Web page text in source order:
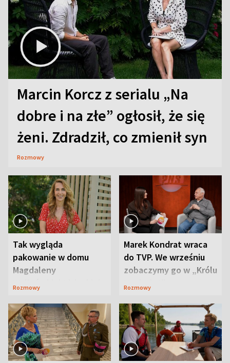
Marcin Korcz z serialu „Na
dobre i na złe” ogłosił, że się
żeni. Zdradził, co zmienił syn
Rozmowy
Tak wygląda
pakowanie w domu
Magdaleny
Waligórskiej-Lisieckiej.
Rozmowy
Marek Kondrat wraca
do TVP. We wrześniu
zobaczymy go w „Królu
Maciusiu I”
Rozmowy